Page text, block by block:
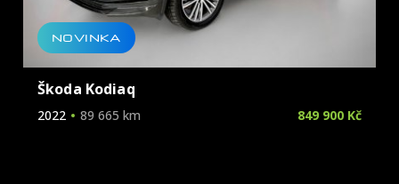
NOVINKA
Škoda Kodiaq
2022 89 665 km 849 900 Kč